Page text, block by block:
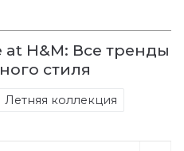
at H&M: Все тренды
стиля
Летняя коллекция